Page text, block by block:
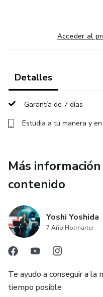
Acceder al
Detalles
Garantía de 7 días
Estudia a tu manera y
Más
contenido
Yoshi Yoshida
7 Año Hotmarter
Te ayudo a conseguir a la
tiempo posible